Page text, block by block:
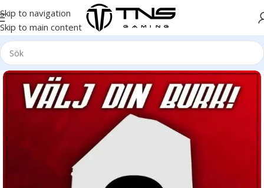
Skip to navigation
Skip to main content